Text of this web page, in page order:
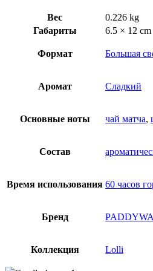
Вес
0.226 kg
Габариты
6.5 × 12 cm
Формат Большая
Аромат Сладкий
Основные ноты чай матча,
Состав
Время использования 60 часов
Бренд
Коллекция Lolli